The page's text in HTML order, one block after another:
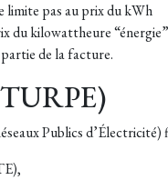
limite pas au prix du kWh
du kilowattheure
de la facture.
Publics d’Électricité)